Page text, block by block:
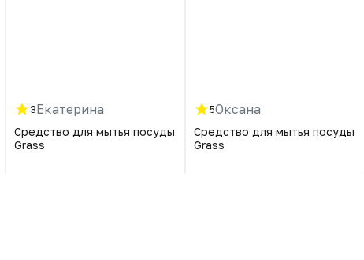
3Екатерина
Средство для мытья посуды
Grass
5Оксана
Средство для мытья посуды
Grass